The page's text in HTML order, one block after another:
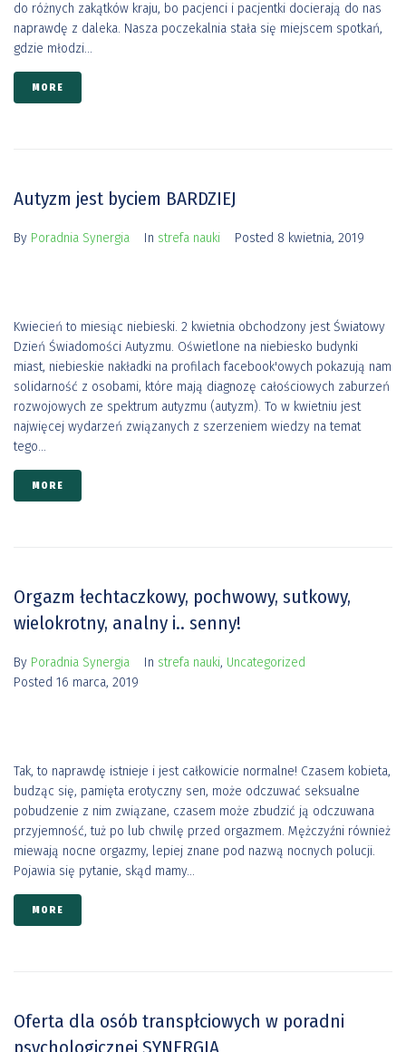
do różnych zakątków kraju, bo pacjenci i pacjentki docierają do nas
naprawdę z daleka. Nasza poczekalnia stała się miejscem spotkań,
gdzie młodzi...
MORE
Autyzm jest byciem BARDZIEJ
By Poradnia Synergia In strefa nauki Posted 8 kwietnia, 2019
Kwiecień to miesiąc niebieski. 2 kwietnia obchodzony jest Światowy
Dzień Świadomości Autyzmu. Oświetlone na niebiesko budynki
miast, niebieskie nakładki na profilach facebook'owych pokazują nam
solidarność z osobami, które mają diagnozę całościowych zaburzeń
rozwojowych ze spektrum autyzmu (autyzm). To w kwietniu jest
najwięcej wydarzeń związanych z szerzeniem wiedzy na temat
tego...
MORE
Orgazm łechtaczkowy, pochwowy, sutkowy,
wielokrotny, analny i.. senny!
By Poradnia Synergia In strefa nauki, Uncategorized
Posted 16 marca, 2019
Tak, to naprawdę istnieje i jest całkowicie normalne! Czasem kobieta,
budząc się, pamięta erotyczny sen, może odczuwać seksualne
pobudzenie z nim związane, czasem może zbudzić ją odczuwana
przyjemność, tuż po lub chwilę przed orgazmem. Mężczyźni również
miewają nocne orgazmy, lepiej znane pod nazwą nocnych polucji.
Pojawia się pytanie, skąd mamy...
MORE
Oferta dla osób transpłciowych w poradni